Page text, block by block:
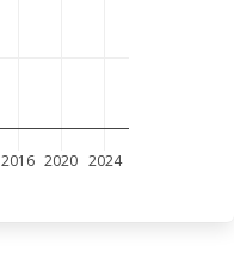
2016 2020 2024